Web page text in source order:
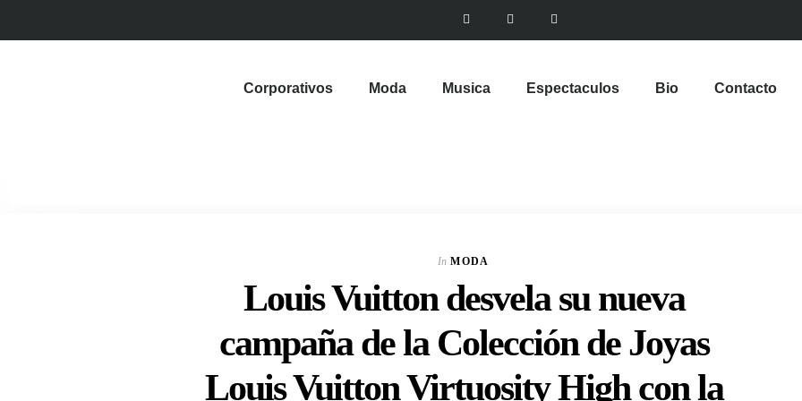
Corporativos Moda Musica Espectaculos Bio Contacto
In MODA
Louis Vuitton desvela su nueva
campaña de la Colección de Joyas
Louis Vuitton Virtuosity High con la